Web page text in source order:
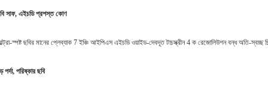
সাফ, এইচডি প্রশস্ত কোণ
স্পষ্ট ছবির মানের প্লেব্যাক 7 ইঞ্চি আইপিএস এইচডি ওয়াইড-দেবদূত টাচস্ক্রীন 4 ক রেজোলিউশন বন্ধ অতি-
পর্দা, পরিষ্কার ছবি